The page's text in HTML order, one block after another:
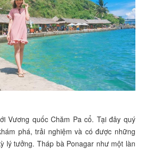
Vương quốc Chăm Pa cổ. Tại đây quý
phá, trải nghiệm và có được những
lý tưởng. Tháp bà Ponagar như một làn